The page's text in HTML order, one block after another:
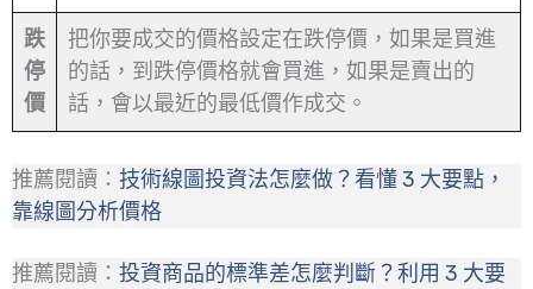
跌
停
價
把你要成交的價格設定在跌停價，如果是買進
的話，到跌停價格就會買進，如果是賣出的
話，會以最近的最低價作成交。
推薦閱讀： 技術線圖投資法怎麼做？看懂 3 大要點，
靠線圖分析價格
推薦閱讀： 投資商品的標準差怎麼判斷？利用 3 大要